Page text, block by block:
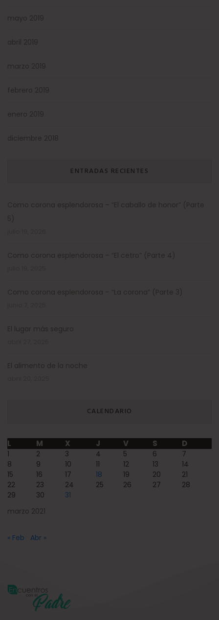
mayo 2019
abril 2019
marzo 2019
febrero 2019
enero 2019
diciembre 2018
ENTRADAS RECIENTES
Como corona esplendorosa – “El caballo de honor” (Parte
5)
Como corona esplendorosa – “El cetro” (Parte 4)
Como corona esplendorosa – “La corona” (Parte 3)
El lugar más seguro
El alimento de la noche
CALENDARIO
marzo 2021
L M X J V S D
1 2 3 4 5 6
7
8
9 10 11 12 13
14
15
16 17 18 19 20
21
22
23 24 25 26 27
28
29
30 31
« Feb Abr »